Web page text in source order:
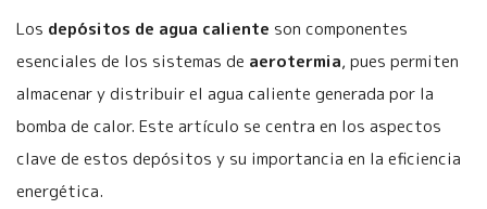
Los depósitos de agua caliente son componentes
esenciales de los sistemas de aerotermia, pues permiten
almacenar y distribuir el agua caliente generada por la
bomba de calor. Este artículo se centra en los aspectos
clave de estos depósitos y su importancia en la eficiencia
energética.